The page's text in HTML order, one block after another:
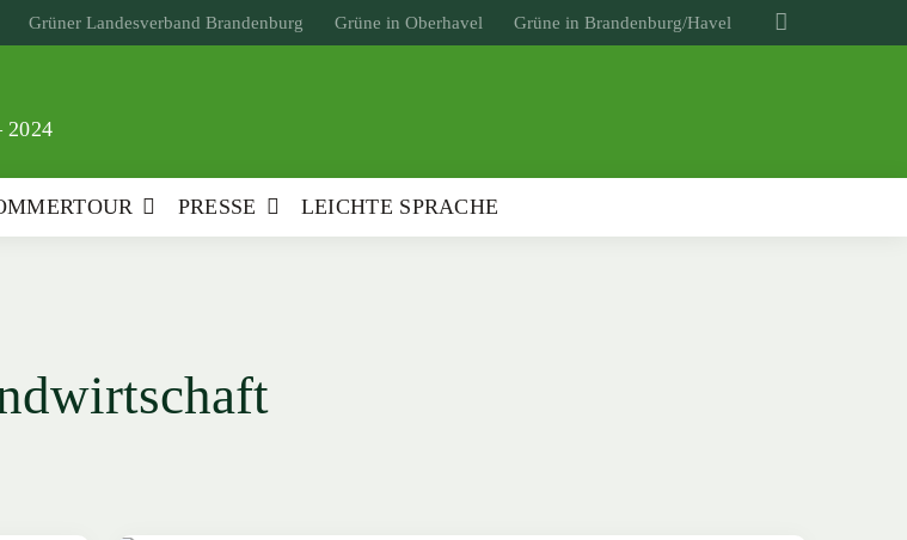
Grüner Landesverband Brandenburg Grüne in Oberhavel Grüne in Brandenburg/Havel
2024
PRESSE LEICHTE SPRACHE